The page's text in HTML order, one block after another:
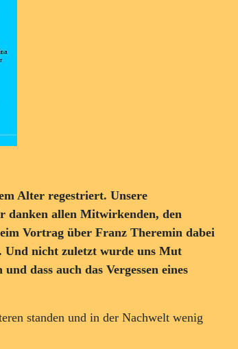
Alter regestriert. Unsere
danken allen Mitwirkenden, den
Vortrag über Franz Theremin dabei
Und nicht zuletzt wurde uns Mut
dass auch das Vergessen eines
standen und in der Nachwelt wenig